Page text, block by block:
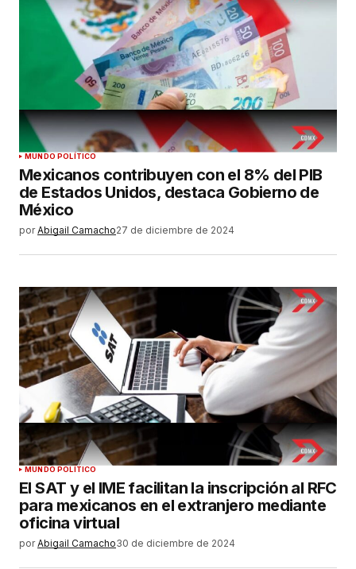
MUNDO POLÍTICO
Mexicanos contribuyen con el 8% del PIB
de Estados Unidos, destaca Gobierno de
México
por Abigail Camacho27 de diciembre de 2024
MUNDO POLÍTICO
El SAT y el IME facilitan la inscripción al RFC
para mexicanos en el extranjero mediante
oficina virtual
por Abigail Camacho30 de diciembre de 2024